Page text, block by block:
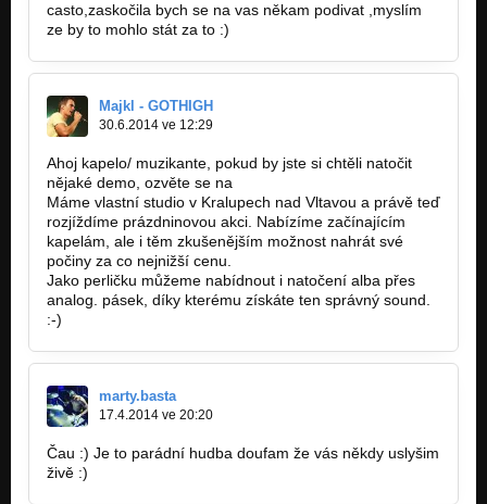
Nezařazeno
casto,zaskočila bych se na vas někam podivat ,myslím
ze by to mohlo stát za to :)
Majkl - GOTHIGH
30.6.2014 ve 12:29
Ahoj kapelo/ muzikante, pokud by jste si chtěli natočit
nějaké demo, ozvěte se na
Máme vlastní studio v Kralupech nad Vltavou a právě teď
rozjíždíme prázdninovou akci. Nabízíme začínajícím
kapelám, ale i těm zkušenějším možnost nahrát své
počiny za co nejnižší cenu.
Jako perličku můžeme nabídnout i natočení alba přes
analog. pásek, díky kterému získáte ten správný sound.
:-)
marty.basta
17.4.2014 ve 20:20
Čau :) Je to parádní hudba doufam že vás někdy uslyšim
živě :)